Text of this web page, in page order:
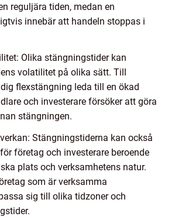
reguljära tiden, medan en
innebär att handeln stoppas i
Olika stängningstider kan
volatilitet på olika sätt. Till
flexstängning leda till en ökad
och investerare försöker att göra
stängningen.
Stängningstiderna kan också
företag och investerare beroende
plats och verksamhetens natur.
som är verksamma
sig till olika tidzoner och